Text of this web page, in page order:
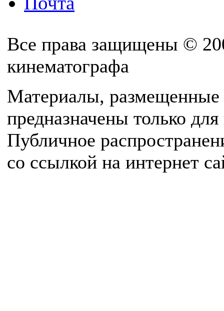
Все права защищены ©
кинематографа
Материалы, размещенные
предназначены только
Публичное
со ссылкой на интернет